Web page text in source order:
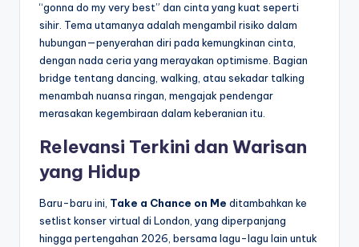
“gonna do my very best” dan cinta yang kuat seperti
sihir. Tema utamanya adalah mengambil risiko dalam
hubungan—penyerahan diri pada kemungkinan cinta,
dengan nada ceria yang merayakan optimisme. Bagian
bridge tentang dancing, walking, atau sekadar talking
menambah nuansa ringan, mengajak pendengar
merasakan kegembiraan dalam keberanian itu.
Relevansi Terkini dan Warisan
yang Hidup
Baru-baru ini, Take a Chance on Me ditambahkan ke
setlist konser virtual di London, yang diperpanjang
hingga pertengahan 2026, bersama lagu-lagu lain untuk